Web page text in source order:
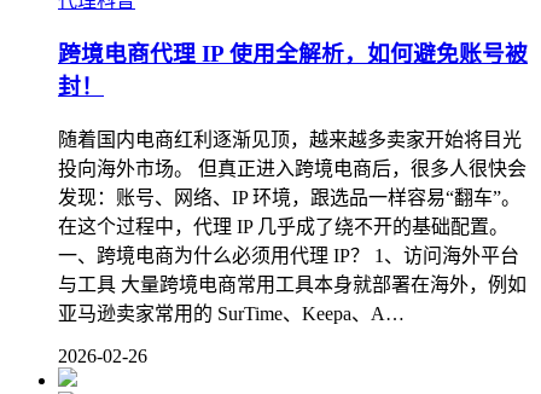
跨境电商代理 IP 使用全解析，如何避免账号被
封！
随着国内电商红利逐渐见顶，越来越多卖家开始将目光
投向海外市场。 但真正进入跨境电商后，很多人很快会
发现：账号、网络、IP 环境，跟选品一样容易“翻车”。
在这个过程中，代理 IP 几乎成了绕不开的基础配置。
一、跨境电商为什么必须用代理 IP？ 1、访问海外平台
与工具 大量跨境电商常用工具本身就部署在海外，例如
亚马逊卖家常用的 SurTime、Keepa、A…
2026-02-26